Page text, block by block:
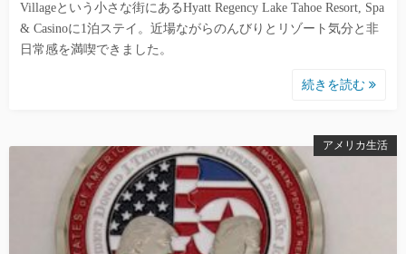
Villageという小さな街にあるHyatt Regency Lake Tahoe Resort, Spa
& Casinoに1泊ステイ。近場ながらのんびりとリゾート気分と非
日常感を満喫できました。
続きを読む
アメリカ生活